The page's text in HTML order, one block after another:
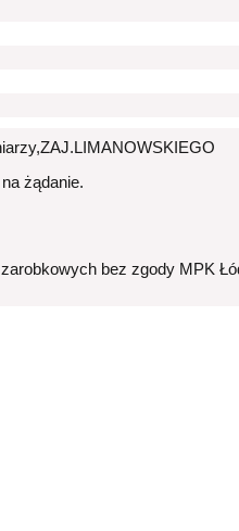
żądanie.
bez zgody MPK